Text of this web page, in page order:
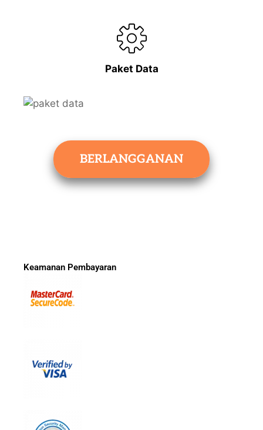
Paket Data
BERLANGGANAN
Keamanan Pembayaran